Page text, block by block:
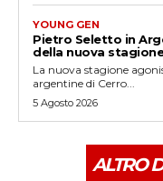
YOUNG GEN
Pietro Seletto in
della nuova stagione
La nuova stagione
argentine di Cerro...
5 Agosto 2026
ALTRO